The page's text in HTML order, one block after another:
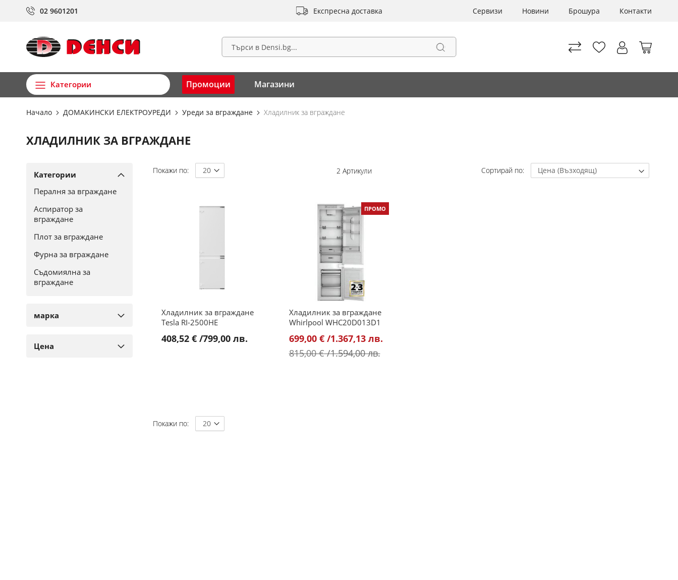
02 9601201 Експресна доставка Сервизи Новини Брошура Контакти
Моята
Търсене
Търсене
Категории Промоции Магазини
Начало ДОМАКИНСКИ ЕЛЕКТРОУРЕДИ Уреди за вграждане Хладилник за вграждане
ХЛАДИЛНИК ЗА ВГРАЖДАНЕ
Покажи по 2 Артикули Сортирай по
Хладилник за вграждане
Tesla RI-2500HE
408,52 € /799,00 лв.
СРАВНЕНИЕ
ПРОМО
Хладилник за вграждане
Whirlpool WHC20D013D1
Промо
цена
699,00 €/1.367,13 лв.
815,00 €/1.594,00 лв.
ЛЮБИМИ
Покажи по
Категории
Пералня за вграждане
Аспиратор за
вграждане
Плот за вграждане
Фурна за вграждане
Съдомиялна за
вграждане
марка
Цена